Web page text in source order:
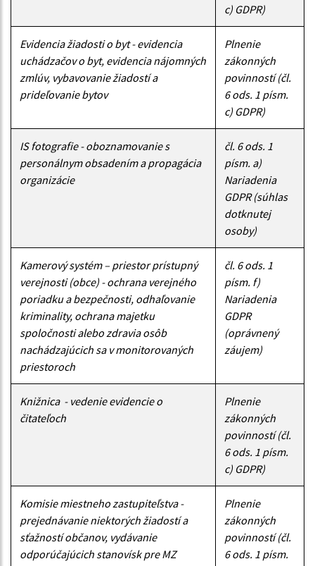
c) GDPR)
Evidencia žiadosti o byt - evidencia
uchádzačov o byt, evidencia nájomných
zmlúv, vybavovanie žiadostí a
prideľovanie bytov
Plnenie
zákonných
povinností (čl.
6 ods. 1 písm.
c) GDPR)
IS fotografie - oboznamovanie s
personálnym obsadením a propagácia
organizácie
čl. 6 ods. 1
písm. a)
Nariadenia
GDPR (súhlas
dotknutej
osoby)
Kamerový systém – priestor prístupný
verejnosti (obce) - ochrana verejného
poriadku a bezpečnosti, odhaľovanie
kriminality, ochrana majetku
spoločnosti alebo zdravia osôb
nachádzajúcich sa v monitorovaných
priestoroch
čl. 6 ods. 1
písm. f)
Nariadenia
GDPR
(oprávnený
záujem)
Knižnica - vedenie evidencie o
čitateľoch
Plnenie
zákonných
povinností (čl.
6 ods. 1 písm.
c) GDPR)
Komisie miestneho zastupiteľstva -
prejednávanie niektorých žiadostí a
sťažností občanov, vydávanie
odporúčajúcich stanovísk pre MZ
Plnenie
zákonných
povinností (čl.
6 ods. 1 písm.